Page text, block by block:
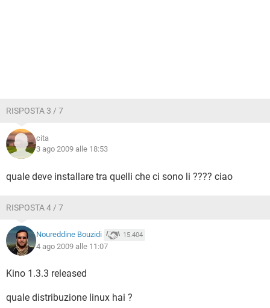
RISPOSTA 3 / 7
cita
3 ago 2009 alle 18:53
quale deve installare tra quelli che ci sono li ???? ciao
RISPOSTA 4 / 7
Noureddine Bouzidi 15.404
4 ago 2009 alle 11:07
Kino 1.3.3 released
quale distribuzione linux hai ?